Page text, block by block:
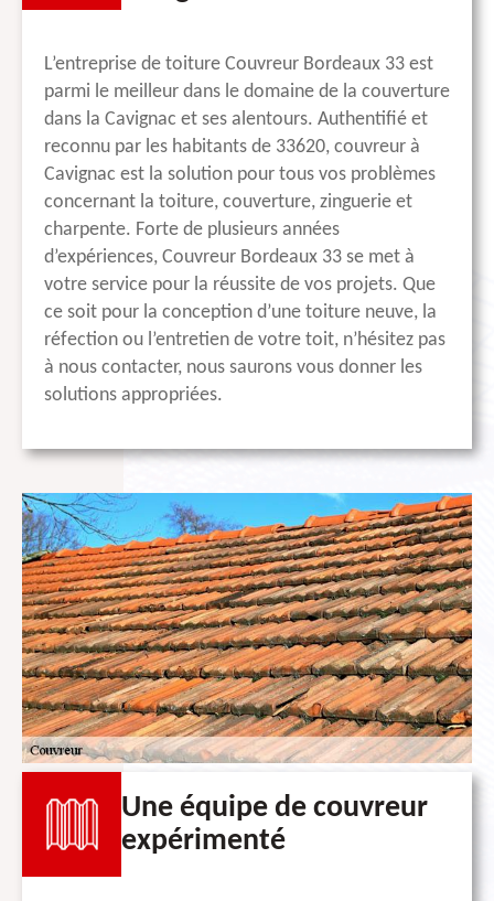
L’entreprise de toiture Couvreur Bordeaux 33 est
parmi le meilleur dans le domaine de la couverture
dans la Cavignac et ses alentours. Authentifié et
reconnu par les habitants de 33620, couvreur à
Cavignac est la solution pour tous vos problèmes
concernant la toiture, couverture, zinguerie et
charpente. Forte de plusieurs années
d’expériences, Couvreur Bordeaux 33 se met à
votre service pour la réussite de vos projets. Que
ce soit pour la conception d’une toiture neuve, la
réfection ou l’entretien de votre toit, n’hésitez pas
à nous contacter, nous saurons vous donner les
solutions appropriées.
Une équipe de couvreur
expérimenté